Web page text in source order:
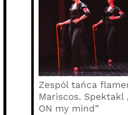
Zespól tańca
Mariscos. Spektakl
ON my mind”